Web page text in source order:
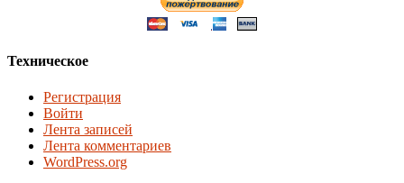
Техническое
Регистрация
Войти
Лента записей
Лента комментариев
WordPress.org